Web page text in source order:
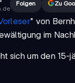
Folgen Zu
" von
im
sich um den